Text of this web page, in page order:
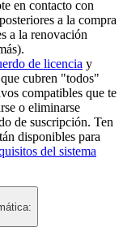
en contacto con
a la compra
a la renovación
de licencia y
cubren "todos"
compatibles que te
o eliminarse
de suscripción. Ten
disponibles para
del sistema